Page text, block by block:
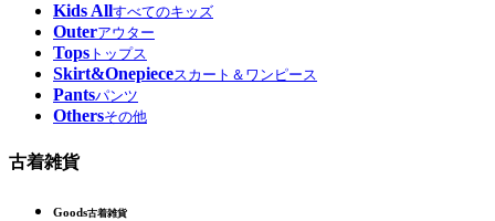
Kids Allすべてのキッズ
Outerアウター
Tops トップス
Skirt&Onepieceスカート＆ワンピース
Pantsパンツ
Othersその他
古着雑貨
Goods古着雑貨